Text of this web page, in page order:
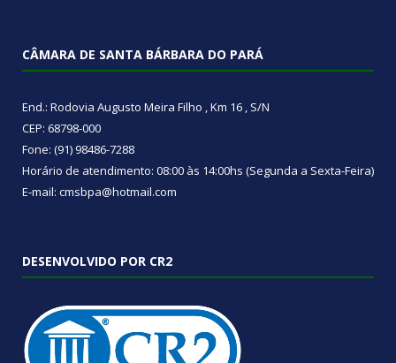
CÂMARA DE SANTA BÁRBARA DO PARÁ
End.: Rodovia Augusto Meira Filho , Km 16 , S/N
CEP: 68798-000
Fone: (91) 98486-7288
Horário de atendimento: 08:00 às 14:00hs (Segunda a Sexta-Feira)
E-mail: cmsbpa@hotmail.com
DESENVOLVIDO POR CR2